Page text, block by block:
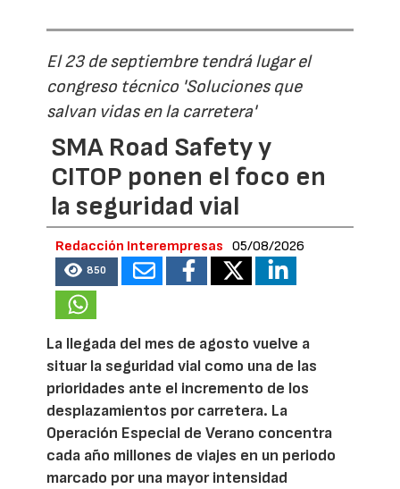
El 23 de septiembre tendrá lugar el
congreso técnico 'Soluciones que
salvan vidas en la carretera'
SMA Road Safety y
CITOP ponen el foco en
la seguridad vial
Redacción Interempresas 05/08/2026
850
La llegada del mes de agosto vuelve a
situar la seguridad vial como una de las
prioridades ante el incremento de los
desplazamientos por carretera. La
Operación Especial de Verano concentra
cada año millones de viajes en un periodo
marcado por una mayor intensidad